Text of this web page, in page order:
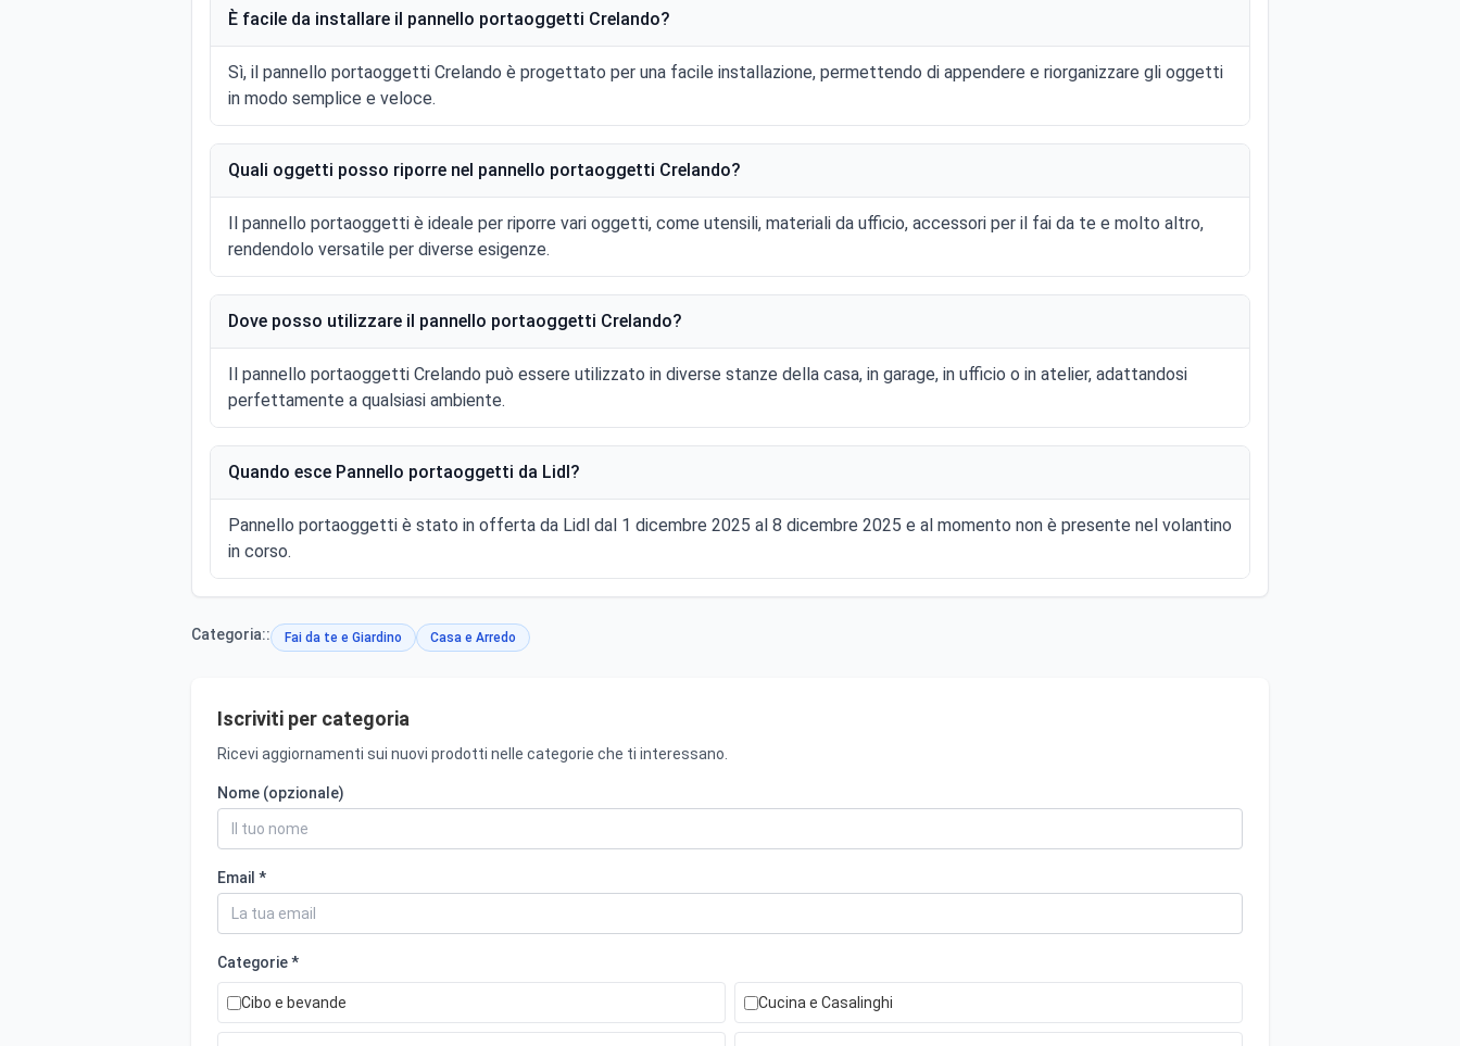
È facile da installare il pannello portaoggetti Crelando?
Sì, il pannello portaoggetti Crelando è progettato per una facile installazione, permettendo di appendere e riorganizzare gli oggetti
in modo semplice e veloce.
Quali oggetti posso riporre nel pannello portaoggetti Crelando?
Il pannello portaoggetti è ideale per riporre vari oggetti, come utensili, materiali da ufficio, accessori per il fai da te e molto altro,
rendendolo versatile per diverse esigenze.
Dove posso utilizzare il pannello portaoggetti Crelando?
Il pannello portaoggetti Crelando può essere utilizzato in diverse stanze della casa, in garage, in ufficio o in atelier, adattandosi
perfettamente a qualsiasi ambiente.
Quando esce Pannello portaoggetti da Lidl?
Pannello portaoggetti è stato in offerta da Lidl dal 1 dicembre 2025 al 8 dicembre 2025 e al momento non è presente nel volantino
in corso.
Categoria:: Fai da te e Giardino Casa e Arredo
Iscriviti per categoria
Ricevi aggiornamenti sui nuovi prodotti nelle categorie che ti interessano.
Nome (opzionale)
Email *
Categorie *
Cibo e bevande Cucina e Casalinghi